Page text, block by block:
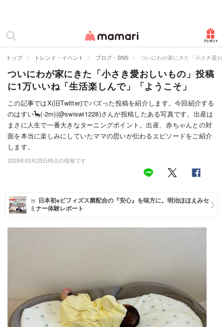
ママリ
カテゴリー一覧
妊娠
出産
赤ちゃん・育児
子育て・家族
病院
お仕事
トレンド・イベント
トップ トレンド・イベント ブログ・SNS ついにわが家にきた「小さき愛
ついにわが家にきた「小さき愛おしいもの」投稿
に1万いいね「生活楽しんで」「ようこそ」
この記事ではX(旧Twitter)でバズった投稿を紹介します。今回紹介する
のはすい🦕(-2m)(@swiswi1228)さんが投稿したある写真です。出産は
まさに人生で一番大きなターニングポイント。出産、赤ちゃんとの対
面を本当に楽しみにしていたママの思いが伝わるエピソードをご紹介
します。
2025年03月25日時点の情報です
日本初※ビフィズス菌配合の『安心』を味方に。明治ほほえみセ
ミナー体験レポート